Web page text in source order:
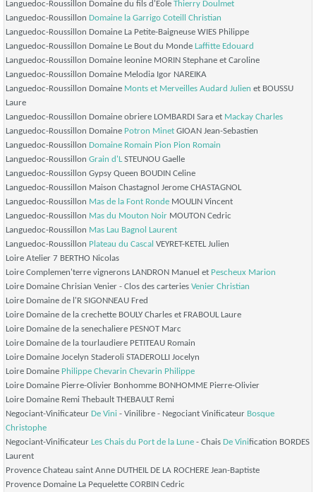
Languedoc-Roussillon Domaine du fils d'Eole Thierry Doulmet
Languedoc-Roussillon Domaine la Garrigo Coteill Christian
Languedoc-Roussillon Domaine La Petite-Baigneuse WIES Philippe
Languedoc-Roussillon Domaine Le Bout du Monde Laffitte Edouard
Languedoc-Roussillon Domaine leonine MORIN Stephane et Caroline
Languedoc-Roussillon Domaine Melodia Igor NAREIKA
Languedoc-Roussillon Domaine Monts et Merveilles Audard Julien et BOUSSU
Laure
Languedoc-Roussillon Domaine obriere LOMBARDI Sara et Mackay Charles
Languedoc-Roussillon Domaine Potron Minet GIOAN Jean-Sebastien
Languedoc-Roussillon Domaine Romain Pion Pion Romain
Languedoc-Roussillon Grain d'LSTEUNOU Gaelle
Languedoc-Roussillon Gypsy Queen BOUDIN Celine
Languedoc-Roussillon Maison Chastagnol Jerome CHASTAGNOL
Languedoc-Roussillon Mas de la Font Ronde MOULIN Vincent
Languedoc-Roussillon Mas du Mouton Noir MOUTON Cedric
Languedoc-Roussillon Mas Lau Bagnol Laurent
Languedoc-Roussillon Plateau du Cascal VEYRET-KETEL Julien
Loire Atelier 7 BERTHO Nicolas
Loire Complemen'terre vignerons LANDRON Manuel et Pescheux Marion
Loire Domaine Chrisian Venier - Clos des carteries Venier Christian
Loire Domaine de l'R SIGONNEAU Fred
Loire Domaine de la crechette BOULY Charles et FRABOUL Laure
Loire Domaine de la senechaliere PESNOT Marc
Loire Domaine de la tourlaudiere PETITEAU Romain
Loire Domaine Jocelyn Staderoli STADEROLLI Jocelyn
Loire Domaine Philippe Chevarin Chevarin Philippe
Loire Domaine Pierre-Olivier Bonhomme BONHOMME Pierre-Olivier
Loire Domaine Remi Thebault THEBAULT Remi
Negociant-Vinificateur De Vini - Vinilibre - Negociant Vinificateur Bosque
Christophe
Negociant-Vinificateur Les Chais du Port de la Lune - Chais De Vinification BORDES
Laurent
Provence Chateau saint Anne DUTHEIL DE LA ROCHERE Jean-Baptiste
Provence Domaine La Pequelette CORBIN Cedric